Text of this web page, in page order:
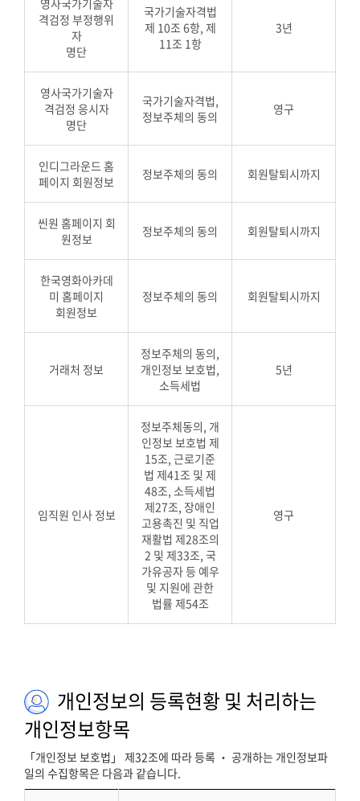
영사국가기술자
격검정 부정행위
자
명단
국가기술자격법
제 10조 6항, 제
11조 1항
3년
영사국가기술자
격검정 응시자
명단
국가기술자격법,
정보주체의 동의
영구
인디그라운드 홈
페이지 회원정보
정보주체의 동의 회원탈퇴시까지
씬원 홈페이지 회
원정보
정보주체의 동의 회원탈퇴시까지
한국영화아카데
미 홈페이지
회원정보
정보주체의 동의 회원탈퇴시까지
거래처 정보
정보주체의 동의,
개인정보 보호법,
소득세법
5년
임직원 인사 정보
정보주체동의, 개
인정보 보호법 제
15조, 근로기준
법 제41조 및 제
48조, 소득세법
제27조, 장애인
고용촉진 및 직업
재활법 제28조의
2 및 제33조, 국
가유공자 등 예우
및 지원에 관한
법률 제54조
영구
개인정보의 등록현황 및 처리하는
개인정보항목
「개인정보 보호법」 제32조에 따라 등록 ‧ 공개하는 개인정보파
일의 수집항목은 다음과 같습니다.